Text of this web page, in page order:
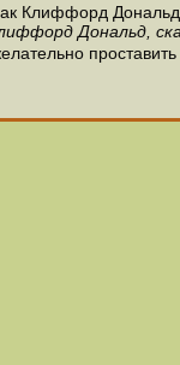
Клиффорд
Дональд,